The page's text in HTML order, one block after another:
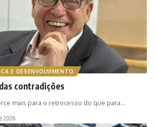
E DESENVOLVIMENTO
contradições
mais para o retrocesso do que para…
2026